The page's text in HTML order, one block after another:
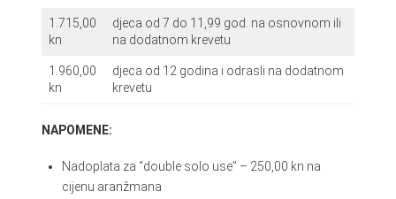
1.715,00
kn
djeca od 7 do 11,99 god. na osnovnom ili
na dodatnom krevetu
1.960,00
kn
djeca od 12 godina i odrasli na dodatnom
krevetu
NAPOMENE:
Nadoplata za “double solo use” – 250,00 kn na
cijenu aranžmana